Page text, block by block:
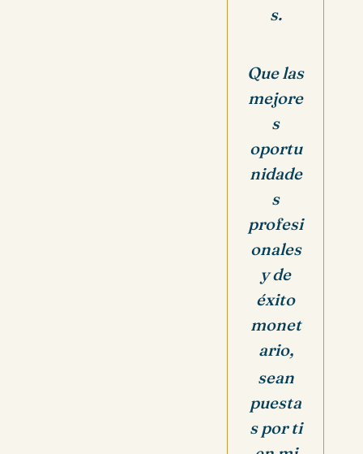
s.
Que las
mejore
s
oportu
nidade
s
profesi
onales
y de
éxito
monet
ario,
sean
puesta
s por ti